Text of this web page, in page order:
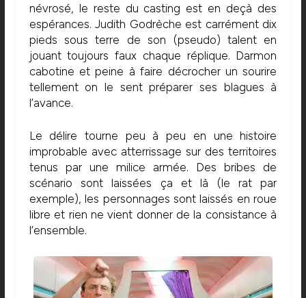
névrosé, le reste du casting est en deçà des
espérances. Judith Godrèche est carrément dix
pieds sous terre de son (pseudo) talent en
jouant toujours faux chaque réplique. Darmon
cabotine et peine à faire décrocher un sourire
tellement on le sent préparer ses blagues à
l’avance.
Le délire tourne peu à peu en une histoire
improbable avec atterrissage sur des territoires
tenus par une milice armée. Des bribes de
scénario sont laissées ça et là (le rat par
exemple), les personnages sont laissés en roue
libre et rien ne vient donner de la consistance à
l’ensemble.